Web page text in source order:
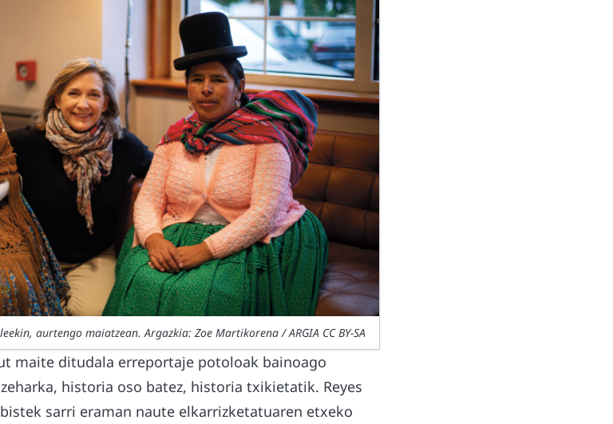
aurtengo maiatzean. Argazkia: Zoe Martikorena / ARGIA CC BY-SA
maite ditudala erreportaje potoloak bainoago
historia oso batez, historia txikietatik. Reyes
sarri eraman naute elkarrizketatuaren etxeko